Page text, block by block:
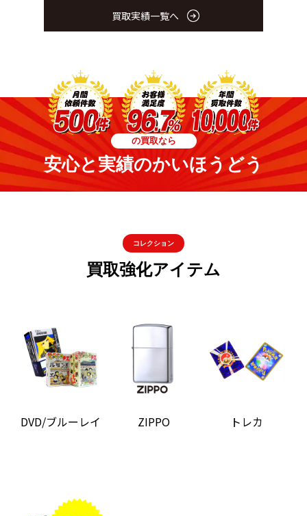
買取実績一覧へ
の買取なら
安心と実績のかいほうどう
コレクション
買取強化アイテム
DVD/ブルーレイ ZIPPO トレカ